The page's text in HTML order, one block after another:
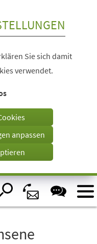
Sie sich damit
verwendet.
anpassen